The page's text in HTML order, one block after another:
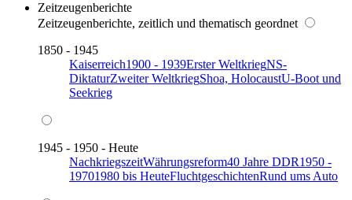
Zeitzeugenberichte
Zeitzeugenberichte, zeitlich und thematisch geordnet
1850 - 1945
Kaiserreich1900 - 1939Erster WeltkriegNS-
DiktaturZweiter WeltkriegShoa, HolocaustU-Boot und
Seekrieg
1945 - 1950 - Heute
NachkriegszeitWährungsreform40 Jahre DDR1950 -
19701980 bis HeuteFluchtgeschichtenRund ums Auto